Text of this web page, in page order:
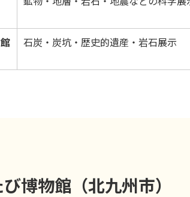
石炭・炭坑・歴史的遺産・岩石展示
博物館（北九州市）